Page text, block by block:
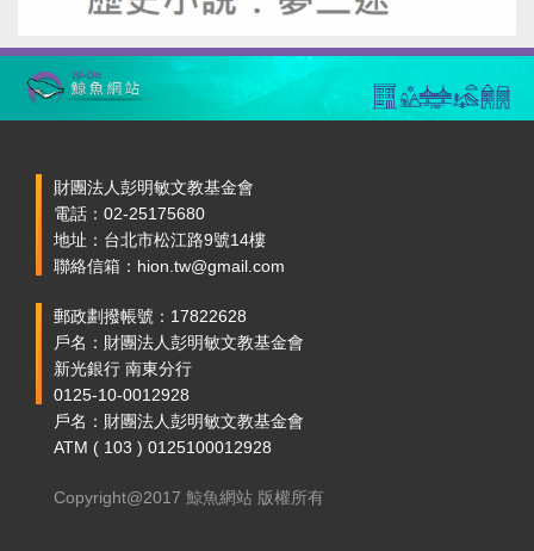
財團法人彭明敏文教基金會
電話：02-25175680
地址：台北市松江路9號14樓
聯絡信箱：hion.tw@gmail.com
郵政劃撥帳號：17822628
戶名：財團法人彭明敏文教基金會
新光銀行 南東分行
0125-10-0012928
戶名：財團法人彭明敏文教基金會
ATM ( 103 ) 0125100012928
Copyright@2017 鯨魚網站 版權所有